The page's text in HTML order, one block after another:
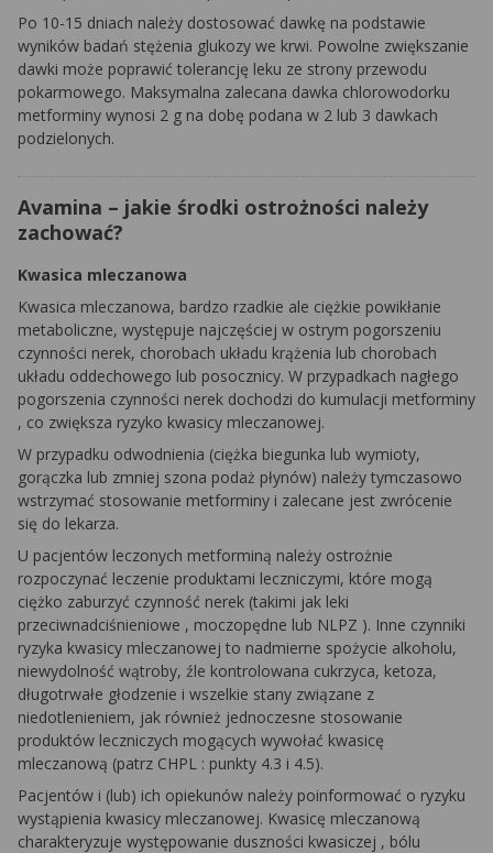
Po 10-15 dniach należy dostosować dawkę na podstawie
wyników badań stężenia glukozy we krwi. Powolne zwiększanie
dawki może poprawić tolerancję leku ze strony przewodu
pokarmowego. Maksymalna zalecana dawka chlorowodorku
metforminy wynosi 2 g na dobę podana w 2 lub 3 dawkach
podzielonych.
Avamina – jakie środki ostrożności należy
zachować?
Kwasica mleczanowa
Kwasica mleczanowa, bardzo rzadkie ale ciężkie powikłanie
metaboliczne, występuje najczęściej w ostrym pogorszeniu
czynności nerek, chorobach układu krążenia lub chorobach
układu oddechowego lub posocznicy. W przypadkach nagłego
pogorszenia czynności nerek dochodzi do kumulacji metforminy
, co zwiększa ryzyko kwasicy mleczanowej.
W przypadku odwodnienia (ciężka biegunka lub wymioty,
gorączka lub zmniej szona podaż płynów) należy tymczasowo
wstrzymać stosowanie metforminy i zalecane jest zwrócenie
się do lekarza.
U pacjentów leczonych metforminą należy ostrożnie
rozpoczynać leczenie produktami leczniczymi, które mogą
ciężko zaburzyć czynność nerek (takimi jak leki
przeciwnadciśnieniowe , moczopędne lub NLPZ ). Inne czynniki
ryzyka kwasicy mleczanowej to nadmierne spożycie alkoholu,
niewydolność wątroby, źle kontrolowana cukrzyca, ketoza,
długotrwałe głodzenie i wszelkie stany związane z
niedotlenieniem, jak również jednoczesne stosowanie
produktów leczniczych mogących wywołać kwasicę
mleczanową (patrz CHPL : punkty 4.3 i 4.5).
Pacjentów i (lub) ich opiekunów należy poinformować o ryzyku
wystąpienia kwasicy mleczanowej. Kwasicę mleczanową
charakteryzuje występowanie duszności kwasiczej , bólu